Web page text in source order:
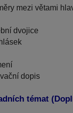
mezi větami
dvojice
dopis
témat